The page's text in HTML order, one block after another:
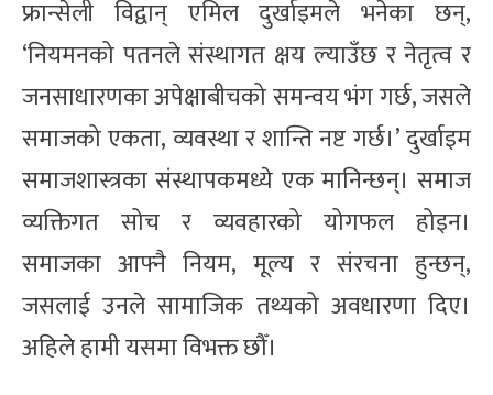
फ्रान्सेली विद्वान् एमिल दुर्खाइमले भनेका छन्,
‘नियमनको पतनले संस्थागत क्षय ल्याउँछ र नेतृत्व र
जनसाधारणका अपेक्षाबीचको समन्वय भंग गर्छ, जसले
समाजको एकता, व्यवस्था र शान्ति नष्ट गर्छ।’ दुर्खाइम
समाजशास्त्रका संस्थापकमध्ये एक मानिन्छन्। समाज
व्यक्तिगत सोच र व्यवहारको योगफल होइन।
समाजका आफ्नै नियम, मूल्य र संरचना हुन्छन्,
जसलाई उनले सामाजिक तथ्यको अवधारणा दिए।
अहिले हामी यसमा विभक्त छौँ।